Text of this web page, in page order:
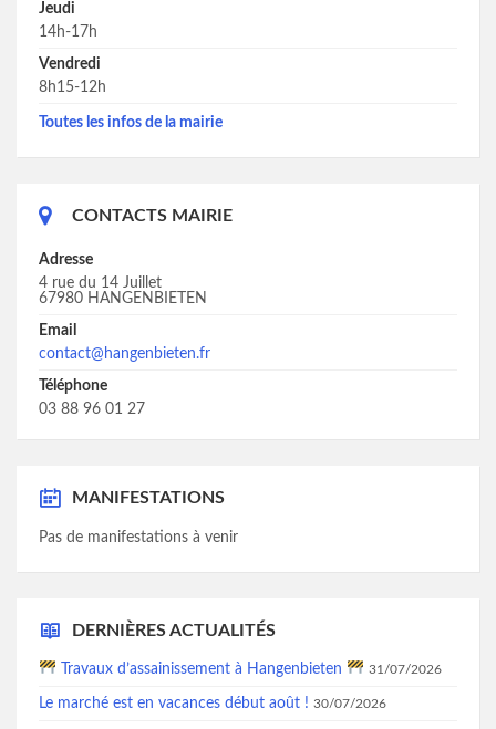
Jeudi
14h-17h
Vendredi
8h15-12h
Toutes les infos de la mairie
CONTACTS MAIRIE
Adresse
4 rue du 14 Juillet
67980 HANGENBIETEN
Email
contact@hangenbieten.fr
Téléphone
03 88 96 01 27
MANIFESTATIONS
Pas de manifestations à venir
DERNIÈRES ACTUALITÉS
Travaux d’assainissement à Hangenbieten 31/07/2026
Le marché est en vacances début août ! 30/07/2026